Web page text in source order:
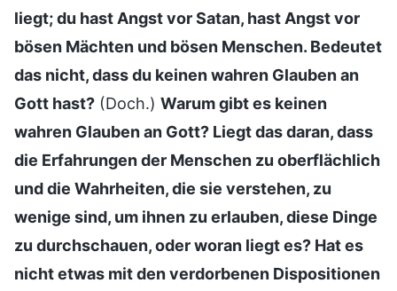
liegt; du hast Angst vor Satan, hast Angst vor
bösen Mächten und bösen Menschen. Bedeutet
das nicht, dass du keinen wahren Glauben an
Gott hast? (Doch.) Warum gibt es keinen
wahren Glauben an Gott? Liegt das daran, dass
die Erfahrungen der Menschen zu oberflächlich
und die Wahrheiten, die sie verstehen, zu
wenige sind, um ihnen zu erlauben, diese Dinge
zu durchschauen, oder woran liegt es? Hat es
nicht etwas mit den verdorbenen Dispositionen